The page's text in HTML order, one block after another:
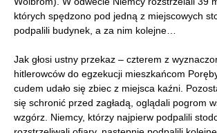
których spędzono pod jedną z miejscowych
podpalili budynek, a za nim kolejne…
Jak głosi ustny przekaz – czterem z
hitlerowców do egzekucji mieszkańcom
cudem udało się zbiec z miejsca kaźni.
się schronić przed zagładą, oglądali pogrom
wzgórz. Niemcy, którzy najpierw podpalili